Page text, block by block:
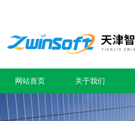
网站首页 关于我们